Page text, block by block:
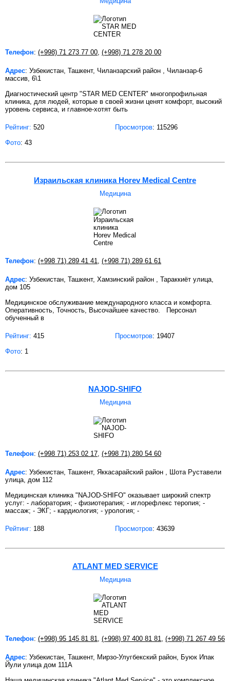
Телефон: (+998) 71 273 77 00, (+998) 71 278 20 00
Адрес: Узбекистан, Ташкент, Чиланзарский район , Чиланзар-6
массив, 6\1
Диагностический центр "STAR MED CENTER" многопрофильная
клиника, для людей, которые в своей жизни ценят комфорт, высокий
уровень сервиса, и главное-хотят быть
Рейтинг: 520 Просмотров: 115296
Фото: 43
Израильская клиника Horev Medical Centre
Медицина
Телефон: (+998 71) 289 41 41, (+998 71) 289 61 61
Адрес: Узбекистан, Ташкент, Хамзинский район , Тараккиёт улица,
дом 105
Медицинское обслуживание международного класса и комфорта.
Оперативность, Точность, Высочайшее качество. Персонал
обученный в
Рейтинг: 415 Просмотров: 19407
Фото: 1
NAJOD-SHIFO
Медицина
Телефон: (+998 71) 253 02 17, (+998 71) 280 54 60
Адрес: Узбекистан, Ташкент, Яккасарайский район , Шота Руставели
улица, дом 112
Медицинская клиника "NAJOD-SHIFO" оказывает широкий спектр
услуг: - лаборатория; - физиотерапия; - иглорефлекс теропия; -
массаж; - ЭКГ; - кардиология; - урология; -
Рейтинг: 188 Просмотров: 43639
ATLANT MED SERVICE
Медицина
Телефон: (+998) 95 145 81 81, (+998) 97 400 81 81, (+998) 71 267 49 56
Адрес: Узбекистан, Ташкент, Мирзо-Улугбекский район, Буюк Ипак
Йули улица дом 111А